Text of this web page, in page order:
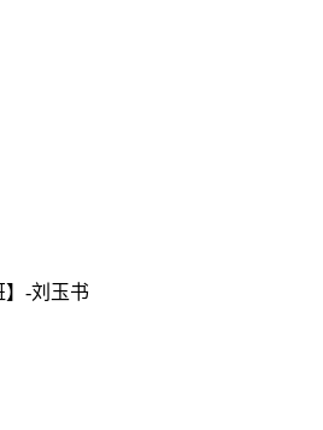
】-刘玉书